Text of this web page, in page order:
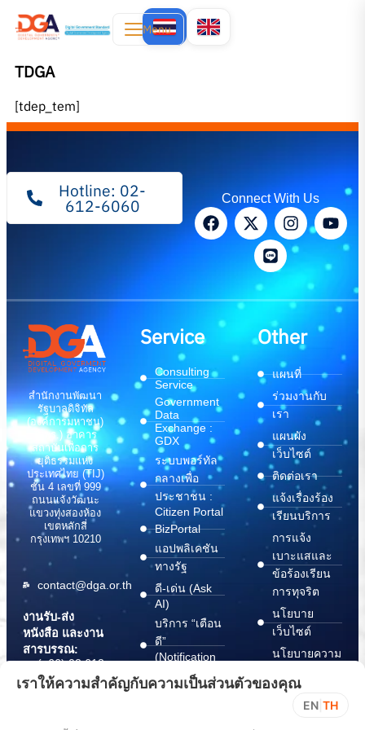
Menu
TDGA
[tdep_tem]
Hotline: 02-
612-6060 Connect With Us
สำนักงานพัฒนา
รัฐบาลดิจิทัล
(องค์การมหาชน)
(สพร.) อาคาร
สถาบันเพื่อการ
ยุติธรรมแห่ง
ประเทศไทย (TIJ)
ชั้น 4 เลขที่ 999
ถนนแจ้งวัฒนะ
แขวงทุ่งสองห้อง
เขตหลักสี่
กรุงเทพฯ 10210
contact@dga.or.th
งานรับ-ส่ง
หนังสือ และงาน
สารบรรณ:
(+66) 02 612
6000
saraban@dga.or.th
Service
Consulting
Service
Government
Data
Exchange :
GDX
ระบบพอร์ทัล
กลางเพื่อ
ประชาชน :
Citizen Portal
BizPortal
แอปพลิเคชัน
ทางรัฐ
ดี-เด่น (Ask
AI)
บริการ “เตือน
ดี”
(Notification
บริการ
Other
แผนที่
ร่วมงานกับ
เรา
แผนผัง
เว็บไซต์
ติดต่อเรา
แจ้งเรื่องร้อง
เรียนบริการ
การแจ้ง
เบาะแสและ
ข้อร้องเรียน
การทุจริต
นโยบาย
เว็บไซต์
นโยบายความ
ปลอดภัย
สารสนเทศ
เราให้ความสำคัญกับความเป็นส่วนตัวของคุณ
EN TH